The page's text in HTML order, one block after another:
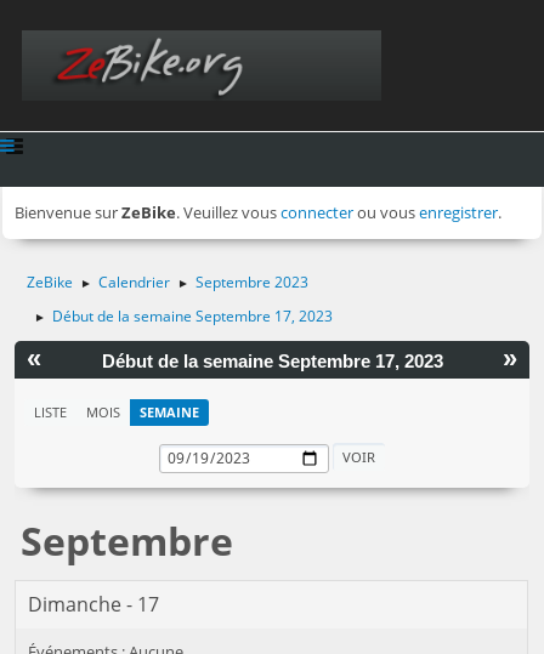
Bienvenue surZeBike. Veuillez vousconnecterou vousenregistrer.
ZeBike ► Calendrier ► Septembre 2023
► Début de la semaine Septembre 17, 2023
« »
Début de la semaine Septembre 17, 2023
LISTE MOIS SEMAINE
Septembre
Dimanche - 17